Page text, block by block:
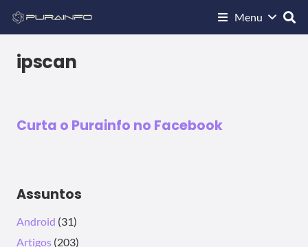
Menu
ipscan
LINUX SCRIPTS SHELL SCRIPT
IP Scan no Linux com Shell Script
Curta o Purainfo no Facebook
Assuntos
Android (31)
Artigos (203)